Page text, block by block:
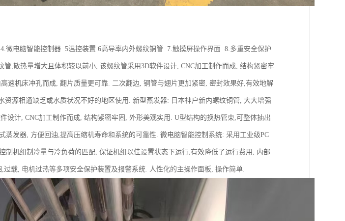
微电脑智能控制器 5温控装置 6高导率内外螺纹铜管 7.触摸屏操作界面 8.多重安全保护
,散热量增大且体积较以前小, 该螺纹管采用3D软件设计, CNC加工制作而成, 结构紧密牢
速机床冲孔而成, 翻片质量更可靠. 二次翻边, 铜管与翅片更加紧密, 密封效果好,有效地解
资源相通缺乏或水质状况不好的地区使用. 新型蒸发器: 日本神户新内螺纹铜管, 大大增强
设计, CNC加工制作而成, 结构紧密牢固, 外形美观实用. U型结构的换热管束,可整体抽出
蒸发器, 方便回油,提高压缩机寿命和系统的可靠性. 微电脑智能控制系统: 采用工业级PC
制机组制冷量与冷负荷的匹配, 保证机组以佳设置状态下运行,有效降低了运行费用, 内部
载, 电机过热等多项安全保护装置及报警系统. 人性化的主操作面板, 操作简单.